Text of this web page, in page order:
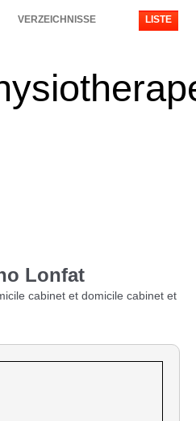
VERZEICHNISSE LISTE
Lonfat
cabinet et domicile cabinet et